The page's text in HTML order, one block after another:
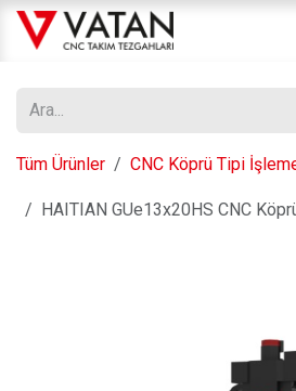
İçereği Atla
Tüm Ürünler CNC Köprü Tipi
HAITIAN GUe13x20HS CNC